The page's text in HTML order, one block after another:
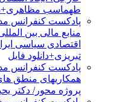
طهماسب
پادکست کنفرانس
منابع مالی بین
اقتصادی سیاسی
تبریزی+دانلود فایل
پادکست کنفرانس
همکاریهای منطق
پروژه محور/ دکتر